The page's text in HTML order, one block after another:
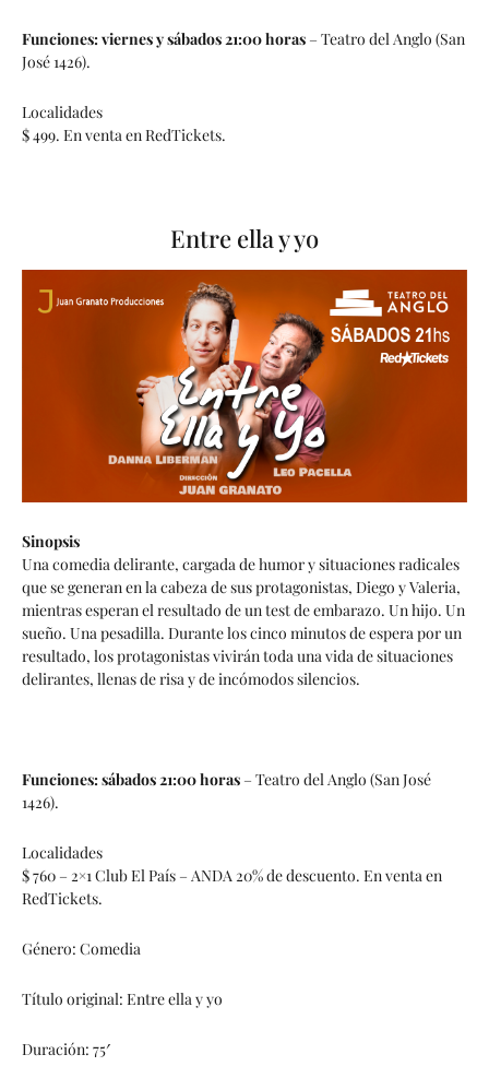
Funciones: viernes y sábados 21:00 horas – Teatro del Anglo (San
José 1426).
Localidades
$ 499. En venta en RedTickets.
Entre ella y yo
Sinopsis
Una comedia delirante, cargada de humor y situaciones radicales
que se generan en la cabeza de sus protagonistas, Diego y Valeria,
mientras esperan el resultado de un test de embarazo. Un hijo. Un
sueño. Una pesadilla. Durante los cinco minutos de espera por un
resultado, los protagonistas vivirán toda una vida de situaciones
delirantes, llenas de risa y de incómodos silencios.
Funciones: sábados 21:00 horas – Teatro del Anglo (San José
1426).
Localidades
$ 760 – 2×1 Club El País – ANDA 20% de descuento. En venta en
RedTickets.
Género: Comedia
Título original: Entre ella y yo
Duración: 75′